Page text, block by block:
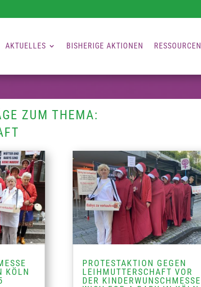
AKTUELLES BISHERIGE AKTIONEN RESSOURCEN
ZUM THEMA:
KÖLN
PROTESTAKTION GEGEN
LEIHMUTTERSCHAFT VOR
DER KINDERWUNSCHMESSE